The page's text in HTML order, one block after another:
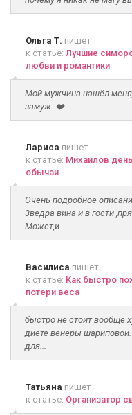
Ольга Т. пишет
к статье: Лучшие
любви и романтики
Мой мужчина нашёл
замуж. ❤️
Лариса пишет
к статье: Михайлов
обычаи
Очень подробное
3ведра вина и в гости
Может,и...
Василиса пишет
к статье: Как быстро
потери веса
быстро не стоит вообще
диете венеры шариповой.
для...
Татьяна пишет
к статье: Организатор